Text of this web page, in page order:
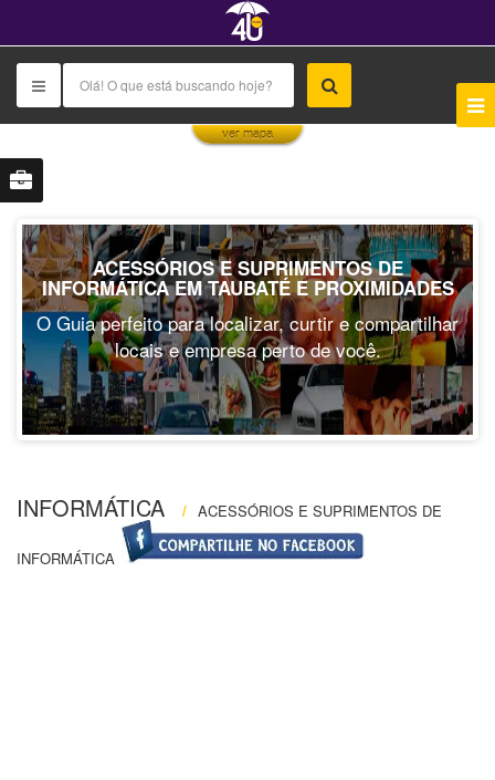
ver mapa
ACESSÓRIOS E SUPRIMENTOS DE
INFORMÁTICA EM TAUBATÉ E PROXIMIDADES
O Guia perfeito para localizar, curtir e compartilhar
locais e empresa perto de você.
INFORMÁTICA / ACESSÓRIOS E SUPRIMENTOS DE
INFORMÁTICA